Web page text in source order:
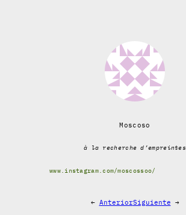
Moscoso
à la recherche d’empreintes
www.instagram.com/moscossoo/
← AnteriorSiguiente →